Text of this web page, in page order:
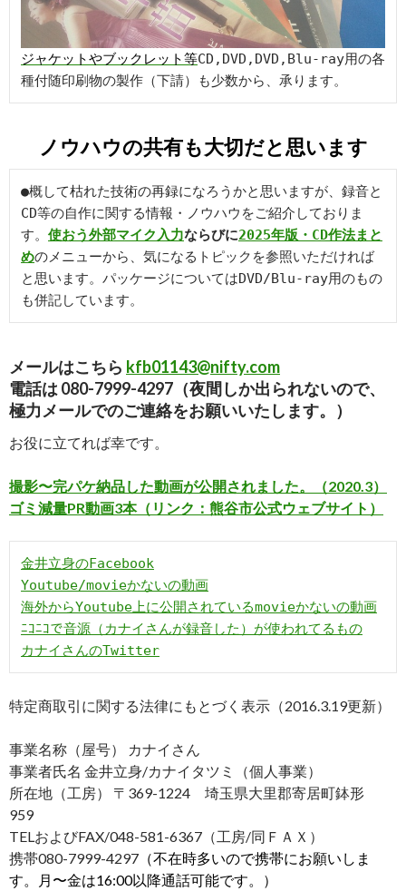
ジャケットやブックレット等CD,DVD,DVD,Blu-ray用の各
種付随印刷物の製作（下請）も少数から、承ります。
ノウハウの共有も大切だと思います
●概して枯れた技術の再録になろうかと思いますが、録音と
CD等の自作に関する情報・ノウハウをご紹介しておりま
す。 使おう外部マイク入力ならびに2025年版・CD作法まと
めのメニューから、気になるトピックを参照いただければ
と思います。パッケージについてはDVD/Blu-ray用のもの
も併記しています。
メールはこちら kfb01143@nifty.com
電話は 080-7999-4297（夜間しか出られないので、
極力メールでのご連絡をお願いいたします。）
お役に立てれば幸です。
撮影〜完パケ納品した動画が公開されました。（2020.3）
ゴミ減量PR動画3本（リンク：熊谷市公式ウェブサイト）
カナイさんのTwitter
特定商取引に関する法律にもとづく表示（2016.3.19更新）
事業名称（屋号） カナイさん
事業者氏名 金井立身/カナイタツミ（個人事業）
所在地（工房） 〒369-1224 埼玉県大里郡寄居町鉢形
959
TELおよびFAX/048-581-6367（工房/同ＦＡＸ）
携帯080-7999-4297 （不在時多いので携帯にお願いしま
す。月〜金は16:00以降通話可能です。）